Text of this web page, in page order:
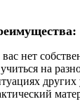
нет
на